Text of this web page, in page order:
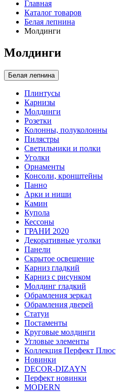
Главная
Каталог товаров
Белая лепнина
Молдинги
Молдинги
Белая лепнина
Плинтусы
Карнизы
Молдинги
Розетки
Колонны, полуколонны
Пилястры
Светильники и полки
Уголки
Орнаменты
Консоли, кронштейны
Панно
Арки и ниши
Камин
Купола
Кессоны
ГРАНИ 2020
Декоративные уголки
Панели
Скрытое освещение
Карниз гладкий
Карниз с рисунком
Молдинг гладкий
Обрамления зеркал
Обрамления дверей
Статуи
Постаменты
Круговые молдинги
Угловые элементы
Коллекция Перфект Плюс
Новинки
DECOR-DIZAYN
Перфект новинки
MODERN